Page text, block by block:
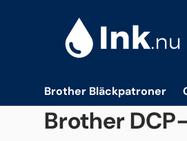
Hoppa till innehåll
Brother Bläckpatroner
Brother